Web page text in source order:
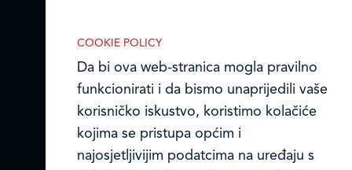
Ledo u inozemstvu
Online formular
Obavijest o Privatnosti i Kolačići
Privacy notice and Cookies
COOKIE POLICY
Da bi ova web-stranica mogla pravilno
funkcionirati i da bismo unaprijedili vaše
korisničko iskustvo, koristimo kolačiće
kojima se pristupa općim i
najosjetljivijim podatcima na uređaju s